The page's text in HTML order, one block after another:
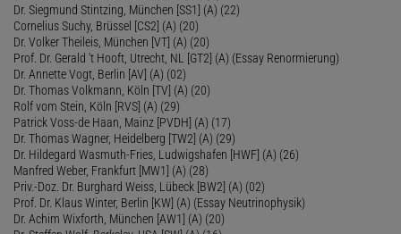
Dr. Siegmund Stintzing, München [SS1] (A) (22)
Cornelius Suchy, Brüssel [CS2] (A) (20)
Dr. Volker Theileis, München [VT] (A) (20)
Prof. Dr. Gerald 't Hooft, Utrecht, NL [GT2] (A) (Essay Renormierung)
Dr. Annette Vogt, Berlin [AV] (A) (02)
Dr. Thomas Volkmann, Köln [TV] (A) (20)
Rolf vom Stein, Köln [RVS] (A) (29)
Patrick Voss-de Haan, Mainz [PVDH] (A) (17)
Dr. Thomas Wagner, Heidelberg [TW2] (A) (29)
Dr. Hildegard Wasmuth-Fries, Ludwigshafen [HWF] (A) (26)
Manfred Weber, Frankfurt [MW1] (A) (28)
Priv.-Doz. Dr. Burghard Weiss, Lübeck [BW2] (A) (02)
Prof. Dr. Klaus Winter, Berlin [KW] (A) (Essay Neutrinophysik)
Dr. Achim Wixforth, München [AW1] (A) (20)